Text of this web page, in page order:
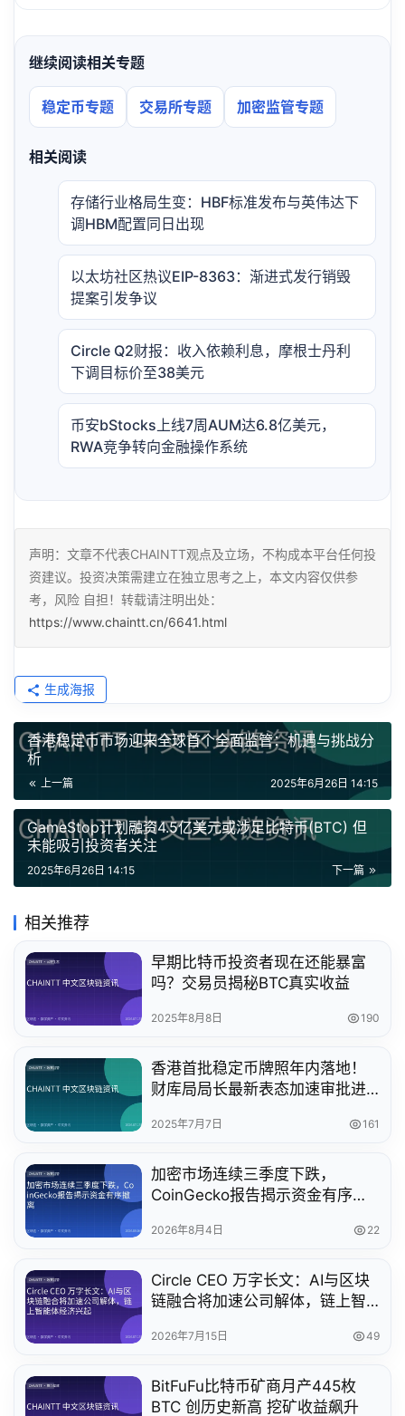
继续阅读相关专题
稳定币专题 交易所专题 加密监管专题
相关阅读
存储行业格局生变：HBF标准发布与英伟达下
调HBM配置同日出现
以太坊社区热议EIP-8363：渐进式发行销毁
提案引发争议
Circle Q2财报：收入依赖利息，摩根士丹利
下调目标价至38美元
币安bStocks上线7周AUM达6.8亿美元，
RWA竞争转向金融操作系统
声明：文章不代表CHAINTT观点及立场，不构成本平台任何投
资建议。投资决策需建立在独立思考之上，本文内容仅供参
考，风险 自担！转载请注明出处：
https://www.chaintt.cn/6641.html
生成海报
香港稳定币市场迎来全球首个全面监管：机遇与挑战分
析
上一篇 2025年6月26日 14:15
GameStop计划融资4.5亿美元或涉足比特币(BTC) 但
未能吸引投资者关注
下一篇
2025年6月26日 14:15
相关推荐
早期比特币投资者现在还能暴富
吗？交易员揭秘BTC真实收益
2025年8月8日 190
香港首批稳定币牌照年内落地！
财库局局长最新表态加速审批进
2025年7月7日 161
加密市场连续三季度下跌，
CoinGecko报告揭示资金有序撤
2026年8月4日 22
Circle CEO 万字长文：AI与区块
链融合将加速公司解体，链上智
2026年7月15日 49
BitFuFu比特币矿商月产445枚
BTC 创历史新高 挖矿收益飙升